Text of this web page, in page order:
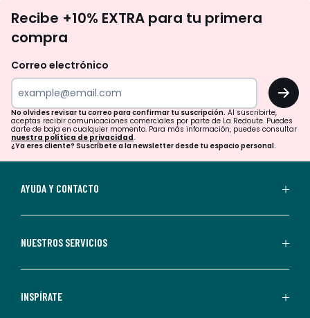
te
tu
para
confirmar
tu
suscripción.
aceptas
comerciales
personalizadas
Recibe +10% EXTRA para tu primera
compra
Correo electrónico
OK
No olvides revisar tu correo para confirmar tu suscripción. Al suscribirte,
aceptas recibir comunicaciones comerciales por parte de La Redoute. Puedes
darte de baja en cualquier momento. Para más información, puedes consultar
nuestra política de privacidad.
¿Ya eres cliente? Suscríbete a la newsletter desde tu espacio personal.
AYUDA Y CONTACTO
NUESTROS SERVICIOS
INSPÍRATE